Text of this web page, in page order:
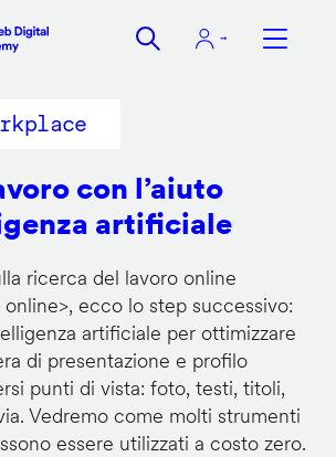
con l’aiuto
artificiale
ricerca del lavoro online
online>, ecco lo step successivo:
artificiale per ottimizzare
di presentazione e profilo
punti di vista: foto, testi, titoli,
Vedremo come molti strumenti
essere utilizzati a costo zero.